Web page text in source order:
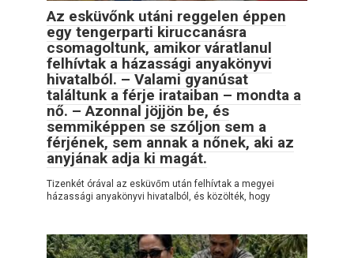
Az esküvőnk utáni reggelen éppen
egy tengerparti kiruccanásra
csomagoltunk, amikor váratlanul
felhívtak a házassági anyakönyvi
hivatalból. – Valami gyanúsat
találtunk a férje irataiban – mondta a
nő. – Azonnal jöjjön be, és
semmiképpen se szóljon sem a
férjének, sem annak a nőnek, aki az
anyjának adja ki magát.
Tizenkét órával az esküvőm után felhívtak a megyei
házassági anyakönyvi hivatalból, és közölték, hogy